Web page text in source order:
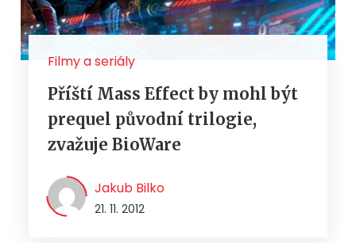
Filmy a seriály
Příští Mass Effect by mohl být
prequel původní trilogie,
zvažuje BioWare
Jakub Bilko
21. 11. 2012